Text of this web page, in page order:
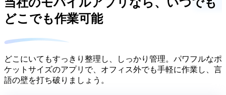
どこでも作業可能
どこにいてもすっきり整理し、しっかり管理。パワフルなポ
ケットサイズのアプリで、オフィス外でも手軽に作業し、言
語の壁を打ち破りましょう。